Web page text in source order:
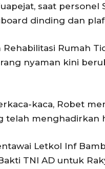
saat personel
dinding dan
Rumah
nyaman kini
kaca, Robet
telah menghadirkan
Letkol Inf
TNI AD untuk